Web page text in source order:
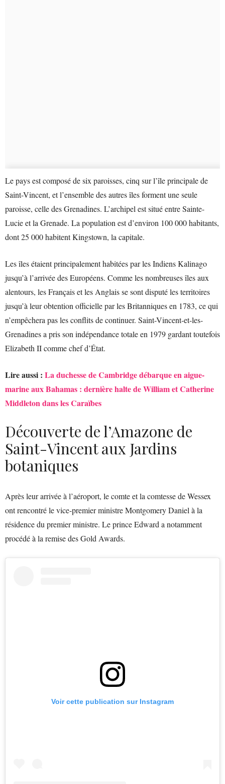
Le pays est composé de six paroisses, cinq sur l’île principale de
Saint-Vincent, et l’ensemble des autres îles forment une seule
paroisse, celle des Grenadines. L’archipel est situé entre Sainte-
Lucie et la Grenade. La population est d’environ 100 000 habitants,
dont 25 000 habitent Kingstown, la capitale.
Les îles étaient principalement habitées par les Indiens Kalinago
jusqu’à l’arrivée des Européens. Comme les nombreuses îles aux
alentours, les Français et les Anglais se sont disputé les territoires
jusqu’à leur obtention officielle par les Britanniques en 1783, ce qui
n’empêchera pas les conflits de continuer. Saint-Vincent-et-les-
Grenadines a pris son indépendance totale en 1979 gardant toutefois
Elizabeth II comme chef d’État.
Lire aussi : La duchesse de Cambridge débarque en aigue-
marine aux Bahamas : dernière halte de William et Catherine
Middleton dans les Caraïbes
Découverte de l’Amazone de
Saint-Vincent aux Jardins
botaniques
Après leur arrivée à l’aéroport, le comte et la comtesse de Wessex
ont rencontré le vice-premier ministre Montgomery Daniel à la
résidence du premier ministre. Le prince Edward a notamment
procédé à la remise des Gold Awards.
Voir cette publication sur Instagram